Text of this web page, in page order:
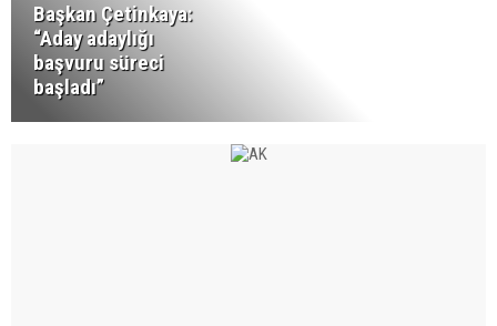
Başkan Çetinkaya:
“Aday adaylığı
başvuru süreci
başladı”